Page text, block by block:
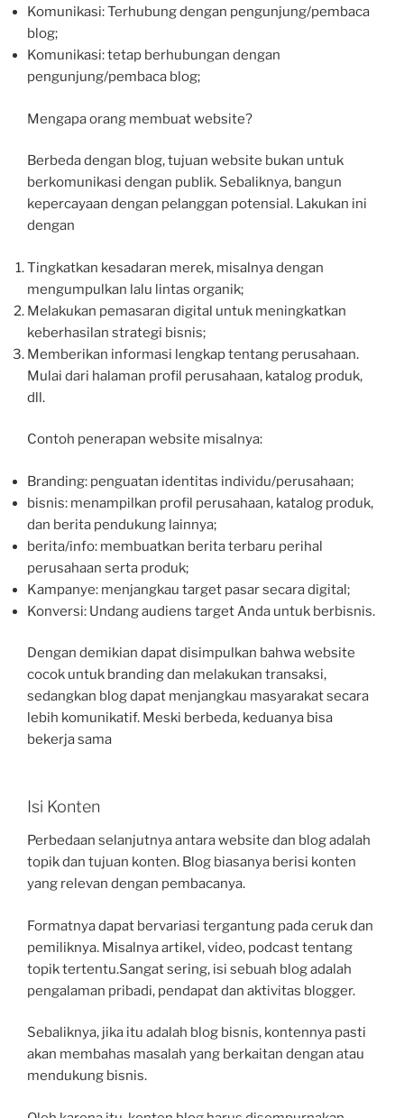
Komunikasi: Terhubung dengan pengunjung/pembaca
blog;
Komunikasi: tetap berhubungan dengan
pengunjung/pembaca blog;
Mengapa orang membuat website?
Berbeda dengan blog, tujuan website bukan untuk
berkomunikasi dengan publik. Sebaliknya, bangun
kepercayaan dengan pelanggan potensial. Lakukan ini
dengan
Tingkatkan kesadaran merek, misalnya dengan
mengumpulkan lalu lintas organik;
Melakukan pemasaran digital untuk meningkatkan
keberhasilan strategi bisnis;
Memberikan informasi lengkap tentang perusahaan.
Mulai dari halaman profil perusahaan, katalog produk,
dll.
Contoh penerapan website misalnya:
Branding: penguatan identitas individu/perusahaan;
bisnis: menampilkan profil perusahaan, katalog produk,
dan berita pendukung lainnya;
berita/info: membuatkan berita terbaru perihal
perusahaan serta produk;
Kampanye: menjangkau target pasar secara digital;
Konversi: Undang audiens target Anda untuk berbisnis.
Dengan demikian dapat disimpulkan bahwa website
cocok untuk branding dan melakukan transaksi,
sedangkan blog dapat menjangkau masyarakat secara
lebih komunikatif. Meski berbeda, keduanya bisa
bekerja sama
Isi Konten
Perbedaan selanjutnya antara website dan blog adalah
topik dan tujuan konten. Blog biasanya berisi konten
yang relevan dengan pembacanya.
Formatnya dapat bervariasi tergantung pada ceruk dan
pemiliknya. Misalnya artikel, video, podcast tentang
topik tertentu.Sangat sering, isi sebuah blog adalah
pengalaman pribadi, pendapat dan aktivitas blogger.
Sebaliknya, jika itu adalah blog bisnis, kontennya pasti
akan membahas masalah yang berkaitan dengan atau
mendukung bisnis.